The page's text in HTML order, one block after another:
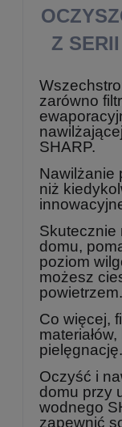
Z
zarówno
SHARP.
Nawilżanie
niż
Skutecznie
domu,
poziom
możesz
powietrzem.
Co więcej,
pielęgnację.
Oczyść i
domu przy
wodnego
zapewnić